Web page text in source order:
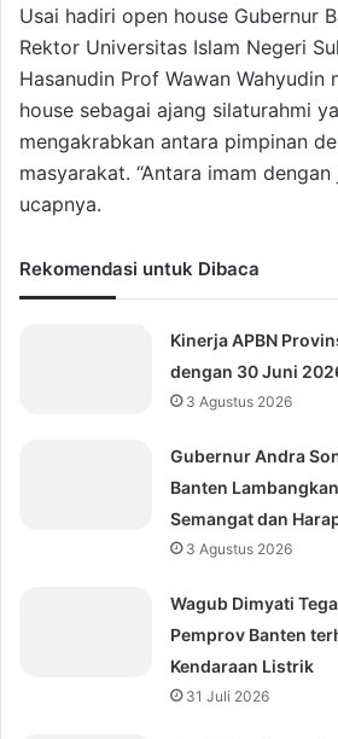
Usai hadiri open house Gubernur
Rektor Universitas Islam Negeri
Hasanudin Prof Wawan Wahyudin
house sebagai ajang silaturahmi
mengakrabkan antara pimpinan
masyarakat. “Antara imam dengan
ucapnya.
Rekomendasi untuk Dibaca
Kinerja APBN
dengan 30 Juni
3 Agustus 2026
Gubernur Andra
Banten
Semangat dan
3 Agustus 2026
Wagub Dimyati
Pemprov Banten
Kendaraan Listrik
31 Juli 2026